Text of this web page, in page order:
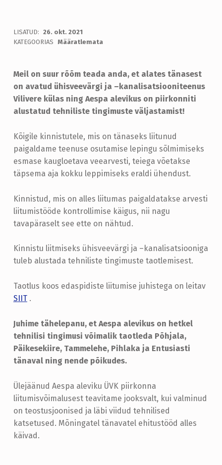
V
I
V
E
R
E
K
Ü
L
A
S
O
N
E
E
N
U
S
E
P
A
K
K
LISATUD: 26. okt. 2021
admin
KATEGOORIAS Määratlemata
Meil on suur rõõm teada anda, et alates tänasest
on avatud ühisveevärgi ja –kanalisatsiooniteenus
Vilivere külas ning Aespa alevikus on piirkonniti
alustatud tehniliste tingimuste väljastamist!
Kõigile kinnistutele, mis on tänaseks liitunud
paigaldame teenuse osutamise lepingu sõlmimiseks
esmase kaugloetava veearvesti, teiega võetakse
täpsema aja kokku leppimiseks eraldi ühendust.
Kinnistud, mis on alles liitumas paigaldatakse arvesti
liitumistööde kontrollimise käigus, nii nagu
tavapäraselt see ette on nähtud.
Kinnistu liitmiseks ühisveevärgi ja –kanalisatsiooniga
tuleb alustada tehniliste tingimuste taotlemisest.
Taotlus koos edaspidiste liitumise juhistega on leitav
SIIT.
Juhime tähelepanu, et Aespa alevikus on hetkel
tehnilisi tingimusi võimalik taotleda Põhjala,
Päikesekiire, Tammelehe, Pihlaka ja Entusiasti
tänaval ning nende põikudes.
Ülejäänud Aespa aleviku ÜVK piirkonna
liitumisvõimalusest teavitame jooksvalt, kui valminud
on teostusjoonised ja läbi viidud tehnilised
katsetused. Mõningatel tänavatel ehitustööd alles
käivad.